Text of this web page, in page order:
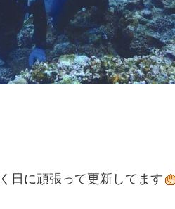
日に頑張って更新してます